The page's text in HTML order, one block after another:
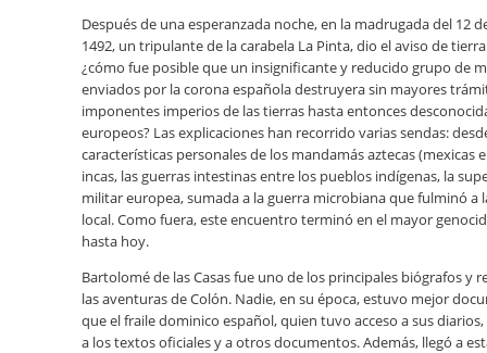
Después de una esperanzada noche, en la madrugada del 12
1492, un tripulante de la carabela La Pinta, dio el aviso de
¿cómo fue posible que un insignificante y reducido grupo de
enviados por la corona española destruyera sin mayores
imponentes imperios de las tierras hasta entonces
europeos? Las explicaciones han recorrido varias sendas:
características personales de los mandamás aztecas (mexicas
incas, las guerras intestinas entre los pueblos indígenas, la
militar europea, sumada a la guerra microbiana que fulminó a
local. Como fuera, este encuentro terminó en el mayor
hasta hoy.
Bartolomé de las Casas fue uno de los principales biógrafos y
las aventuras de Colón. Nadie, en su época, estuvo mejor
que el fraile dominico español, quien tuvo acceso a sus diarios,
a los textos oficiales y a otros documentos. Además, llegó a